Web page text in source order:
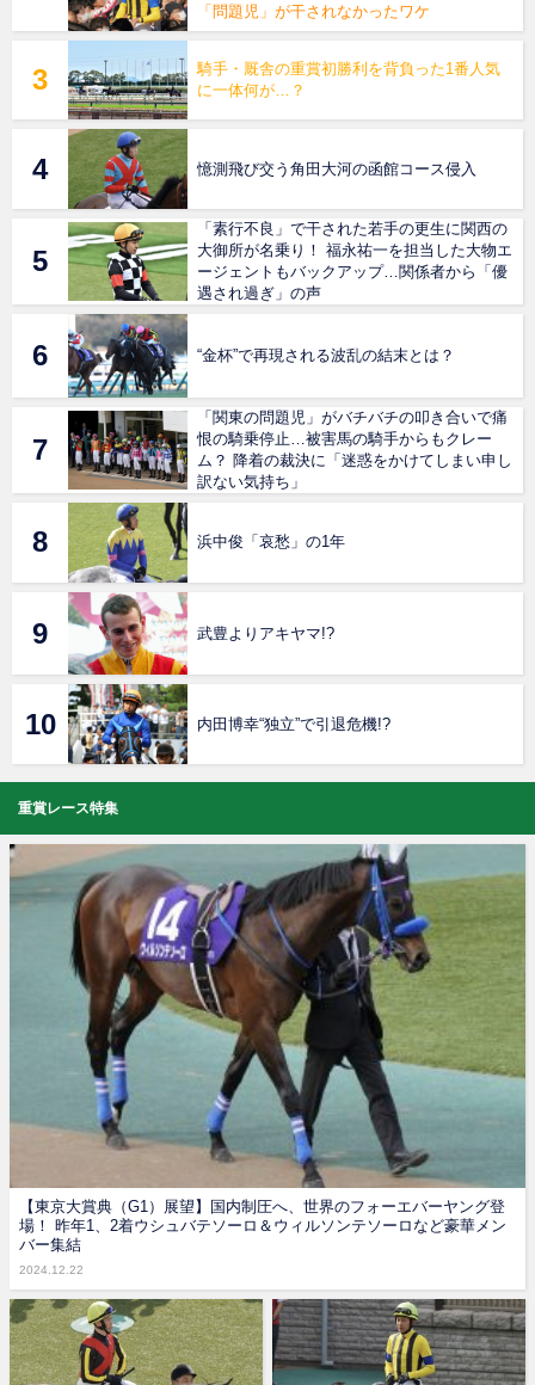
「問題児」が干されなかったワケ
騎手・厩舎の重賞初勝利を背負った1番人気
に一体何が…？
憶測飛び交う角田大河の函館コース侵入
「素行不良」で干された若手の更生に関西の
大御所が名乗り！ 福永祐一を担当した大物エ
ージェントもバックアップ…関係者から「優
遇され過ぎ」の声
“金杯”で再現される波乱の結末とは？
「関東の問題児」がバチバチの叩き合いで痛
恨の騎乗停止…被害馬の騎手からもクレー
ム？ 降着の裁決に「迷惑をかけてしまい申し
訳ない気持ち」
浜中俊「哀愁」の1年
武豊よりアキヤマ!?
内田博幸“独立”で引退危機!?
重賞レース特集
【東京大賞典（G1）展望】国内制圧へ、世界のフォーエバーヤング登
場！ 昨年1、2着ウシュバテソーロ＆ウィルソンテソーロなど豪華メン
バー集結
2024.12.22